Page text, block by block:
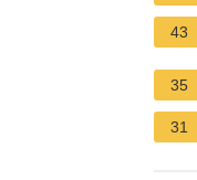
43
35
31